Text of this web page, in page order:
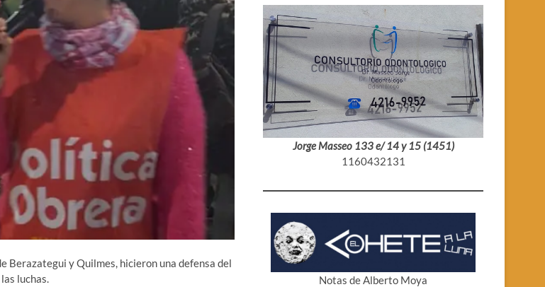
Berazategui y Quilmes, hicieron una defensa del
luchas.
Jorge Masseo 133 e/ 14 y 15 (1451)
1160432131
Notas de Alberto Moya